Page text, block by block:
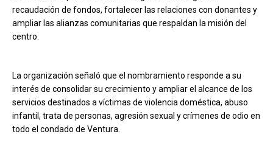
recaudación de fondos, fortalecer las relaciones con donantes y
ampliar las alianzas comunitarias que respaldan la misión del
centro.
La organización señaló que el nombramiento responde a su
interés de consolidar su crecimiento y ampliar el alcance de los
servicios destinados a víctimas de violencia doméstica, abuso
infantil, trata de personas, agresión sexual y crímenes de odio en
todo el condado de Ventura.